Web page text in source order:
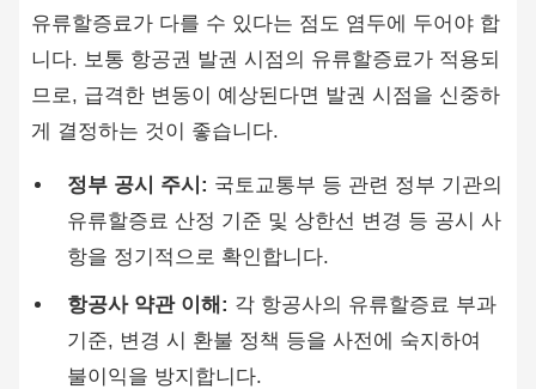
유류할증료가 다를 수 있다는 점도 염두에 두어야 합
니다. 보통 항공권 발권 시점의 유류할증료가 적용되
므로, 급격한 변동이 예상된다면 발권 시점을 신중하
게 결정하는 것이 좋습니다.
정부 공시 주시: 국토교통부 등 관련 정부 기관의
유류할증료 산정 기준 및 상한선 변경 등 공시 사
항을 정기적으로 확인합니다.
항공사 약관 이해: 각 항공사의 유류할증료 부과
기준, 변경 시 환불 정책 등을 사전에 숙지하여
불이익을 방지합니다.